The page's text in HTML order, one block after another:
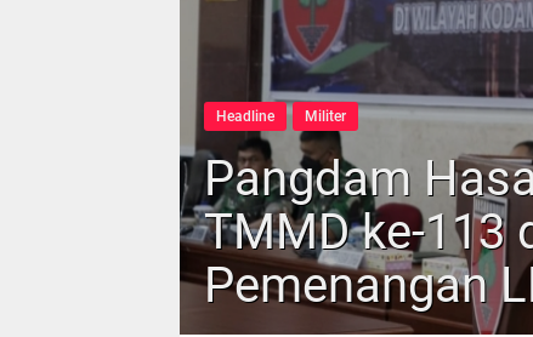
Headline Militer
Pangdam
TMMD ke-113
Pemenangan